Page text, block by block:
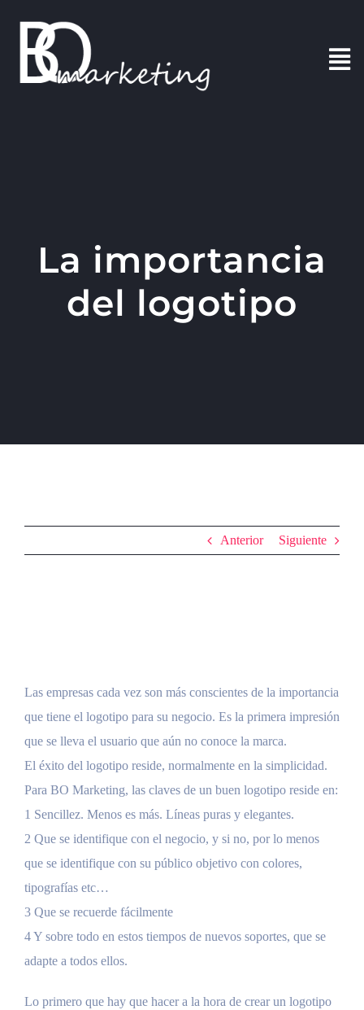
contenido
CONTACTO
La importancia
del logotipo
Anterior Siguiente
Las empresas cada vez son más conscientes de la importancia
que tiene el logotipo para su negocio. Es la primera impresión
que se lleva el usuario que aún no conoce la marca.
El éxito del logotipo reside, normalmente en la simplicidad.
Para BO Marketing, las claves de un buen logotipo reside en:
1 Sencillez. Menos es más. Líneas puras y elegantes.
2 Que se identifique con el negocio, y si no, por lo menos
que se identifique con su público objetivo con colores,
tipografías etc…
3 Que se recuerde fácilmente
4 Y sobre todo en estos tiempos de nuevos soportes, que se
adapte a todos ellos.
Lo primero que hay que hacer a la hora de crear un logotipo